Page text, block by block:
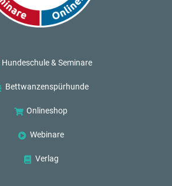
Hundeschule & Seminare
Bettwanzenspürhunde
Onlineshop
Webinare
Verlag